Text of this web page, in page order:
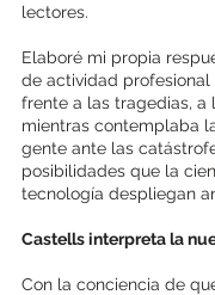
lectores.
Elaboré mi propia
de actividad profesional
frente a las tragedias, a
mientras contemplaba
gente ante las
posibilidades que la
tecnología despliegan
Castells interpreta la
Con la conciencia de